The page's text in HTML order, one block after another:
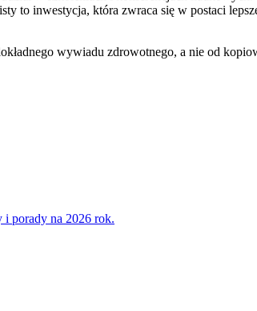
to inwestycja, która zwraca się w postaci
wywiadu zdrowotnego, a nie od
i porady na 2026 rok.